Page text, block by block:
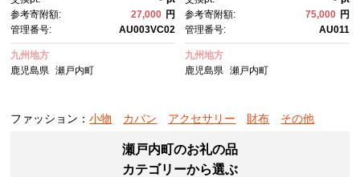
参考寄附額:
27,000 円
管理番号:
AU003VC02
九州地方
鹿児島県
瀬戸内町
参考寄附額:
75,000 円
管理番号:
AU011
九州地方
鹿児島県 瀬戸内町
ファッション：小物 カバン アクセサリー 財布 その他
瀬戸内町のお礼の品
カテゴリーから選ぶ